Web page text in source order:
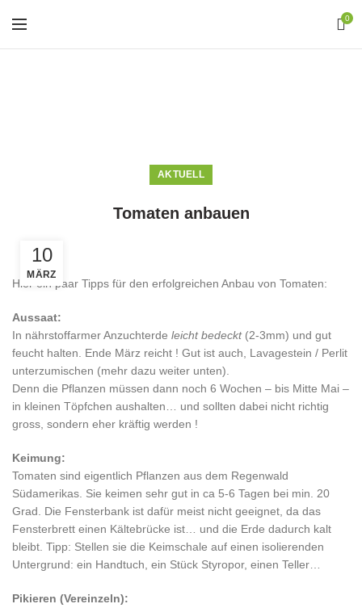
0
AKTUELL
Tomaten anbauen
10
MÄRZ
Hier ein paar Tipps für den erfolgreichen Anbau von Tomaten:
Aussaat:
In nährstoffarmer Anzuchterde leicht bedeckt(2-3mm) und gut
feucht halten. Ende März reicht ! Gut ist auch, Lavagestein / Perlit
unterzumischen (mehr dazu weiter unten).
Denn die Pflanzen müssen dann noch 6 Wochen – bis Mitte Mai –
in kleinen Töpfchen aushalten… und sollten dabei nicht richtig
gross, sondern eher kräftig werden !
Keimung:
Tomaten sind eigentlich Pflanzen aus dem Regenwald
Südamerikas. Sie keimen sehr gut in ca 5-6 Tagen bei min. 20
Grad. Die Fensterbank ist dafür meist nicht geeignet, da das
Fensterbrett einen Kältebrücke ist… und die Erde dadurch kalt
bleibt. Tipp: Stellen sie die Keimschale auf einen isolierenden
Untergrund: ein Handtuch, ein Stück Styropor, einen Teller…
Pikieren (Vereinzeln):